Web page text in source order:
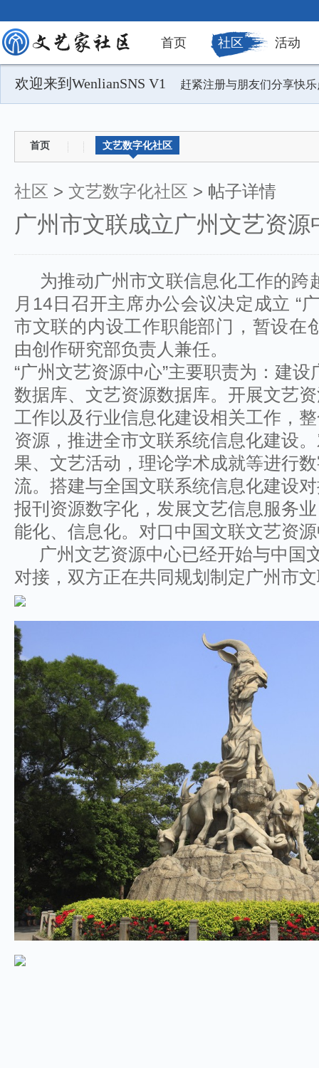
首页 社区 活动
欢迎来到WenlianSNS V1 赶紧注册与朋友们分享快
首页 文艺数字化社区
社区 > 文艺数字化社区 > 帖子详情
广州市文联成立广州文艺资源
为推动广州市文联信息化工作的跨
月14日召开主席办公会议决定成立 “
市文联的内设工作职能部门，暂设在
由创作研究部负责人兼任。
“广州文艺资源中心”主要职责为：建
数据库、文艺资源数据库。开展文艺
工作以及行业信息化建设相关工作，
资源，推进全市文联系统信息化建设
果、文艺活动，理论学术成就等进行
流。搭建与全国文联系统信息化建设
报刊资源数字化，发展文艺信息服务
能化、信息化。对口中国文联文艺资
广州文艺资源中心已经开始与中国
对接，双方正在共同规划制定广州市